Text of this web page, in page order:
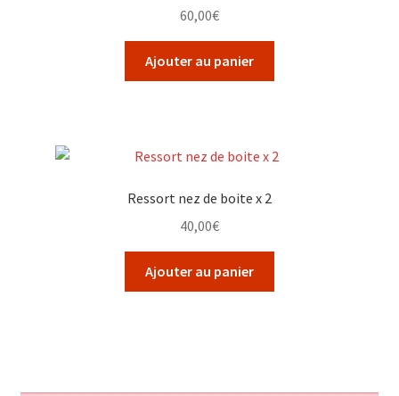
60,00€
Ajouter au panier
Ressort nez de boite x 2
40,00€
Ajouter au panier